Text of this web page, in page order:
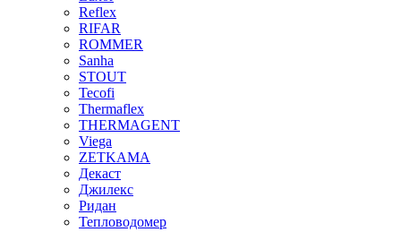
Reflex
RIFAR
ROMMER
Sanha
STOUT
Tecofi
Thermaflex
THERMAGENT
Viega
ZETKAMA
Декаст
Джилекс
Ридан
Тепловодомер